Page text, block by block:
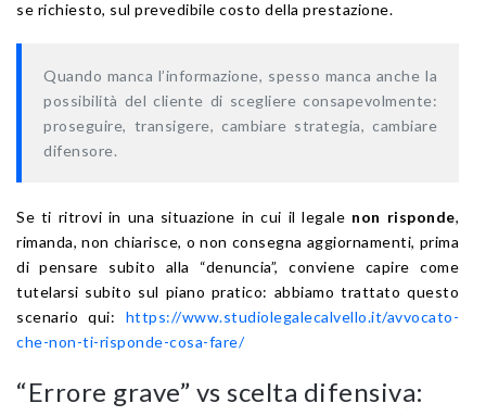
se richiesto, sul prevedibile costo della prestazione.
Quando manca l’informazione, spesso manca anche la
possibilità del cliente di scegliere consapevolmente:
proseguire, transigere, cambiare strategia, cambiare
difensore.
Se ti ritrovi in una situazione in cui il legale non risponde,
rimanda, non chiarisce, o non consegna aggiornamenti, prima
di pensare subito alla “denuncia”, conviene capire come
tutelarsi subito sul piano pratico: abbiamo trattato questo
scenario qui: https://www.studiolegalecalvello.it/avvocato-
che-non-ti-risponde-cosa-fare/
“Errore grave” vs scelta difensiva: